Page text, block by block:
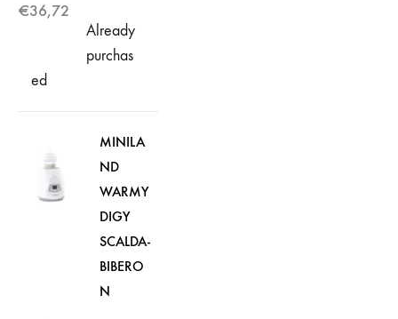
€36,72
Already
purchas
ed
MINILA
ND
WARMY
DIGY
SCALDA-
BIBERO
N